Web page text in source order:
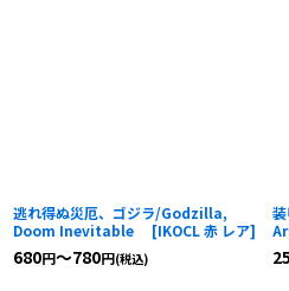
逃れ得ぬ災厄、ゴジラ/Godzilla,
Doom Inevitable
[IKOCL 赤 レア]
680円～780円(税込)